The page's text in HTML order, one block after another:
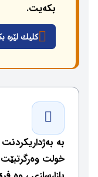
بكەیت.
كلیك لێرە
بە
خولت